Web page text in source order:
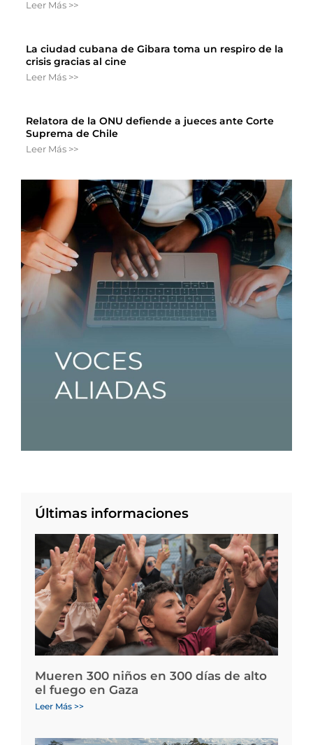
Leer Más >>
La ciudad cubana de Gibara toma un respiro de la
crisis gracias al cine
Leer Más >>
Relatora de la ONU defiende a jueces ante Corte
Suprema de Chile
Leer Más >>
Últimas informaciones
Mueren 300 niños en 300 días de alto
el fuego en Gaza
Leer Más >>